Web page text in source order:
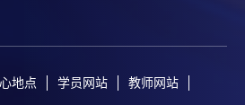
地点 学员网站 教师网站